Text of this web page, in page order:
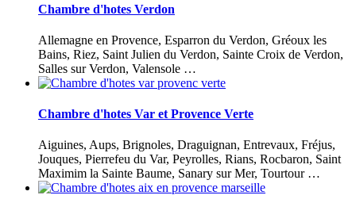
Chambre d'hotes Verdon
Allemagne en Provence, Esparron du Verdon, Gréoux les
Bains, Riez, Saint Julien du Verdon, Sainte Croix de Verdon,
Salles sur Verdon, Valensole …
Chambre d'hotes Var et Provence Verte
Aiguines, Aups, Brignoles, Draguignan, Entrevaux, Fréjus,
Jouques, Pierrefeu du Var, Peyrolles, Rians, Rocbaron, Saint
Maximim la Sainte Baume, Sanary sur Mer, Tourtour …